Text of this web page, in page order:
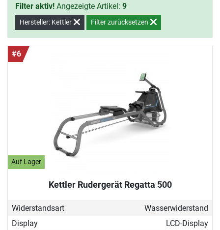
zum Einstiegspreis bietet. Der
Aquarower 700 ist das Premium-
Rudergerät von Kettler und
Rahmenkonstruktion aus Stahl und
Filter aktiv! Angezeigte Artikel: 9
Hersteller: Kettler Filter zurücksetzen
#6
Auf Lager
Kettler Rudergerät Regatta 500
Widerstandsart
Wasserwiderstand
Display
LCD-Display